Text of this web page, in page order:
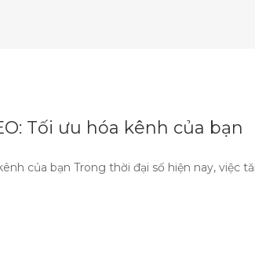
Tối ưu hóa kênh của bạn
của bạn Trong thời đại số hiện nay, việc